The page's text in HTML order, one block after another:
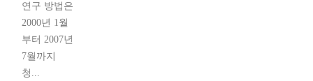
연구 방법은
2000년 1월
부터 2007년
7월까지
청...